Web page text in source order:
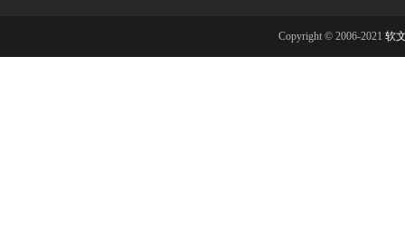
Copyright © 2006-2021 软